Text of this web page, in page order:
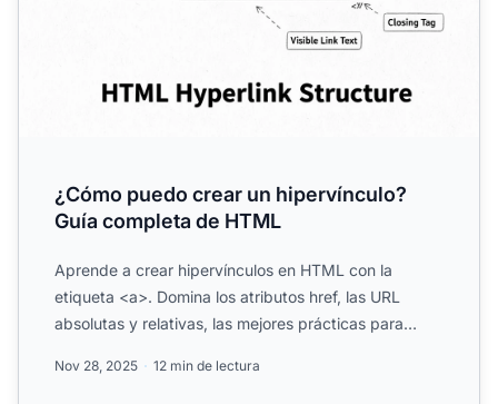
¿Cómo puedo crear un hipervínculo?
Guía completa de HTML
Aprende a crear hipervínculos en HTML con la
etiqueta <a>. Domina los atributos href, las URL
absolutas y relativas, las mejores prácticas para
Nov 28, 2025 12 min de lectura